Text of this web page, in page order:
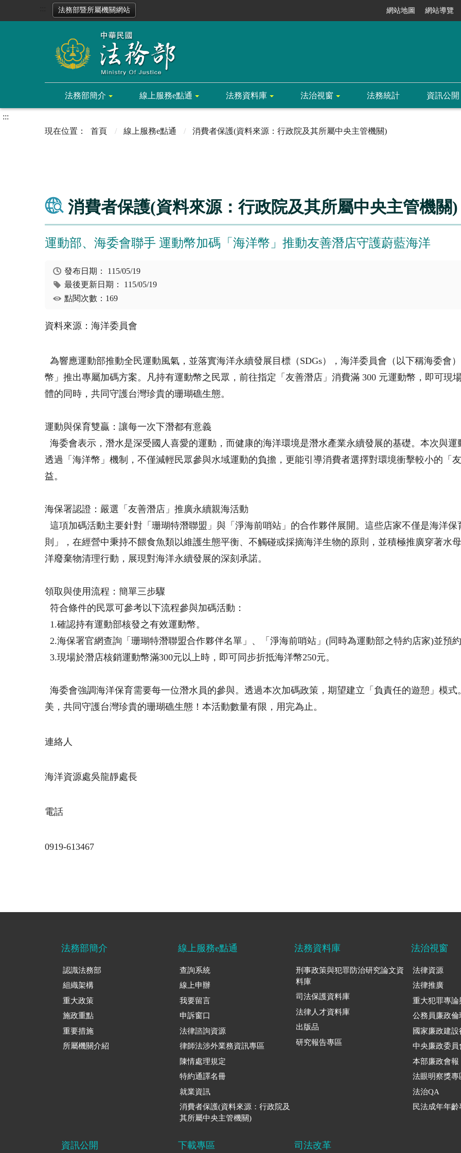
法務部暨所屬機關網站 網站地圖 網站導覽
法務部簡介 線上服務e點通 法務資料庫 法治視窗 法務統計 資訊公開
:::
首頁
線上服務e點通 消費者保護(資料來源：行政院及其所屬中央主管機關)
消費者保護(資料來源：行政院及其所屬中央主管機關)
運動部、海委會聯手 運動幣加碼「海洋幣」推動友善潛店守護蔚藍海洋
發布日期： 115/05/19
最後更新日期： 115/05/19
點閱次數：169
資料來源：海洋委員會
為響應運動部推動全民運動風氣，並落實海洋永續發展目標（SDGs），海洋委員會（以下稱海委會
幣」推出專屬加碼方案。凡持有運動幣之民眾，前往指定「友善潛店」消費滿 300 元運動幣，即可現
體的同時，共同守護台灣珍貴的珊瑚礁生態。
運動與保育雙贏：讓每一次下潛都有意義
海委會表示，潛水是深受國人喜愛的運動，而健康的海洋環境是潛水產業永續發展的基礎。本次與
透過「海洋幣」機制，不僅減輕民眾參與水域運動的負擔，更能引導消費者選擇對環境衝擊較小的「
益。
海保署認證：嚴選「友善潛店」推廣永續親海活動
這項加碼活動主要針對「珊瑚特潛聯盟」與「淨海前哨站」的合作夥伴展開。這些店家不僅是海洋
則」，在經營中秉持不餵食魚類以維護生態平衡、不觸碰或採摘海洋生物的原則，並積極推廣穿著水
洋廢棄物清理行動，展現對海洋永續發展的深刻承諾。​
領取與使用流程：簡單三步驟
符合條件的民眾可參考以下流程參與加碼活動：
​ 1.確認持有運動部核發之有效運動幣。
2.海保署官網查詢「珊瑚特潛聯盟合作夥伴名單」、「淨海前哨站」(同時為運動部之特約店家)並
3.現場於潛店核銷運動幣滿300元以上時，即可同步折抵海洋幣250元。
海委會強調海洋保育需要每一位潛水員的參與。透過本次加碼政策，期望建立「負責任的遊憩」模
美，共同守護台灣珍貴的珊瑚礁生態！本活動數量有限，用完為止。
連絡人
海洋資源處吳龍靜處長
電話
0919-613467
法務部簡介
認識法務部
組織架構
重大政策
施政重點
重要措施
所屬機關介紹
線上服務e點通
查詢系統
線上申辦
我要留言
申訴窗口
法律諮詢資源
律師法涉外業務資訊專區
陳情處理規定
特約通譯名冊
就業資訊
消費者保護(資料來源：行政院及
其所屬中央主管機關)
法務資料庫
刑事政策與犯罪防治研究論文資
料庫
司法保護資料庫
法律人才資料庫
出版品
研究報告專區
法治視窗
法律資源
法律推廣
重大犯罪專論
公務員廉政倫
國家廉政建
中央廉政委員
本部廉政會報
法眼明察獎專
法治QA
民法成年年齡
資訊公開 下載專區 司法改革